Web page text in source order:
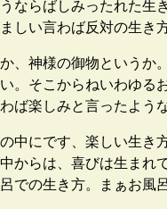
ならばしみったれた
しい言わば反対の生き方
、神様の御物というか
。そこからねいわゆ
ば楽しみと言ったよう
中にです、楽しい生き
からは、喜びは生まれ
での生き方。まぁお風